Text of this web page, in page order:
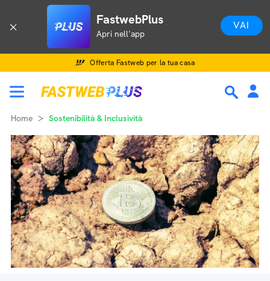
FastwebPlus
Apri nell'app
VAI
Offerta Fastweb per la tua casa
Home Sostenibilità & Inclusività